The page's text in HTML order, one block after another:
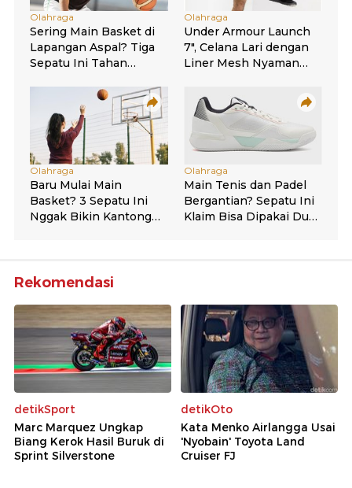
Rekomendasi
detikSport
Marc Marquez Ungkap
Biang Kerok Hasil Buruk di
Sprint Silverstone
detikOto
Kata Menko Airlangga Usai
'Nyobain' Toyota Land
Cruiser FJ